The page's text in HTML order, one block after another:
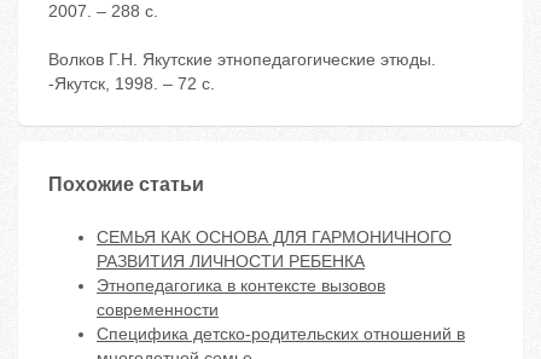
2007. – 288 с.
Волков Г.Н. Якутские этнопедагогические этюды.
-Якутск, 1998. – 72 с.
Похожие статьи
СЕМЬЯ КАК ОСНОВА ДЛЯ ГАРМОНИЧНОГО
РАЗВИТИЯ ЛИЧНОСТИ РЕБЕНКА
Этнопедагогика в контексте вызовов
современности
Специфика детско-родительских отношений в